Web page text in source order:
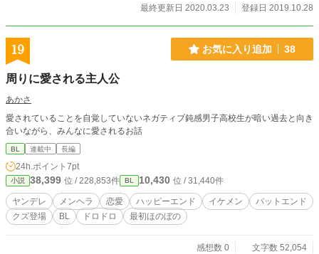
最終更新日 2020.03.23
登録日 2019.10.28
19 お気に入り追加 38
周りに愛される主人公
あかさ
愛されていることを自覚していないネガティブ鈍感男子高校生が暗い過去と向き
合いながら、みんなに愛されるお話
BL 連載中 長編
24h.ポイント 7pt
小説 38,399 位 / 228,853件 BL 10,430 位 / 31,440件
ヤンデレ メンヘラ 恋愛 ハッピーエンド イケメン
バットエンド
クズ登場
BL ドロドロ 最初ほのぼの
感想数 0
文字数 52,054